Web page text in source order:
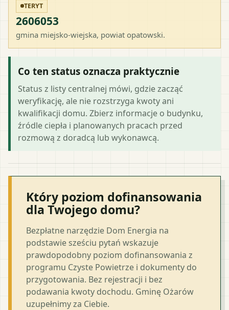
TERYT
2606053
gmina miejsko-wiejska, powiat opatowski.
Co ten status oznacza praktycznie
Status z listy centralnej mówi, gdzie zacząć
weryfikację, ale nie rozstrzyga kwoty ani
kwalifikacji domu. Zbierz informacje o budynku,
źródle ciepła i planowanych pracach przed
rozmową z doradcą lub wykonawcą.
Który poziom dofinansowania
dla Twojego domu?
Bezpłatne narzędzie Dom Energia na
podstawie sześciu pytań wskazuje
prawdopodobny poziom dofinansowania z
programu Czyste Powietrze i dokumenty do
przygotowania. Bez rejestracji i bez
podawania kwoty dochodu. Gminę Ożarów
uzupełnimy za Ciebie.